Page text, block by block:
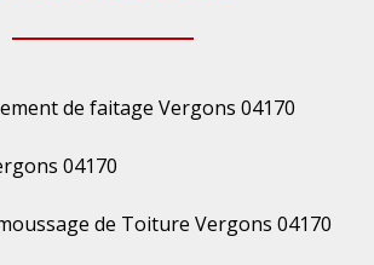
de faitage Vergons 04170
04170
de Toiture Vergons 04170